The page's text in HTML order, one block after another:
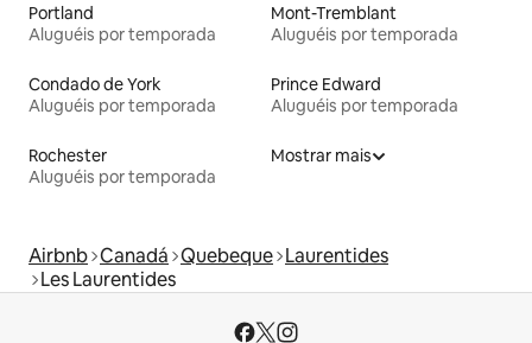
Portland
Aluguéis por temporada
Mont-Tremblant
Aluguéis por temporada
Condado de York
Aluguéis por temporada
Prince Edward
Aluguéis por temporada
Rochester
Aluguéis por temporada
Mostrar mais
Airbnb Canadá Quebeque Laurentides
Les Laurentides